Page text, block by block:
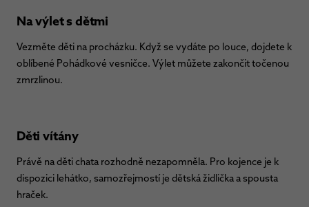
Na výlet s dětmi
Vezměte děti na procházku. Když se vydáte po louce, dojdete k
oblíbené Pohádkové vesničce. Výlet můžete zakončit točenou
zmrzlinou.
Děti vítány
Právě na děti chata rozhodně nezapomněla. Pro kojence je k
dispozici lehátko, samozřejmostí je dětská židlička a spousta
hraček.